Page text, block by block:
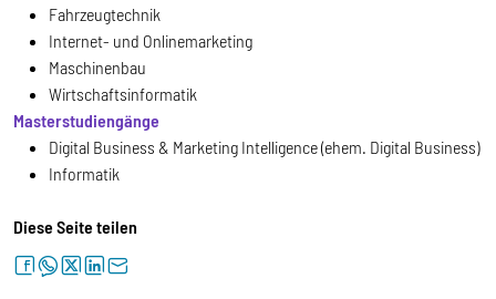
Fahrzeugtechnik
Internet- und Onlinemarketing
Maschinenbau
Wirtschaftsinformatik
Masterstudiengänge
Digital Business & Marketing Intelligence (ehem. Digital Business)
Informatik
Diese Seite teilen
facebookwhatsapptwitterlinkedinletter